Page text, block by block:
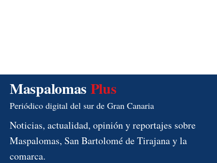
Maspalomas Plus
Periódico digital del sur de Gran Canaria
Noticias, actualidad, opinión y reportajes sobre
Maspalomas, San Bartolomé de Tirajana y la
comarca.